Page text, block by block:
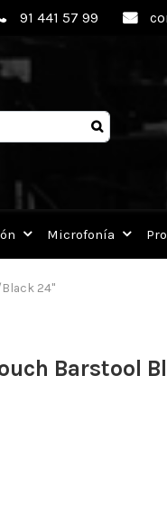
91 441 57 99
Microfonía
24"
Barstool